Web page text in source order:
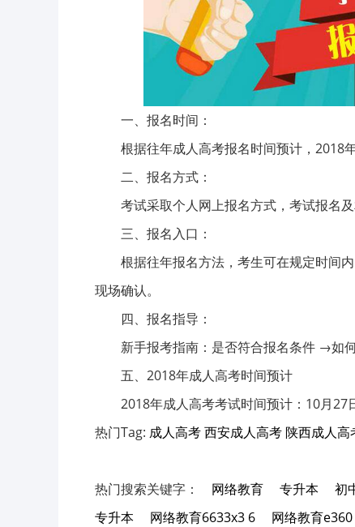
一、报名时间：
根据往年成人高考报名时间预计，2018年
二、报名方式：
考试采取个人网上报名方式，考试报名及
三、报名入口：
根据往年报名方法，考生可在规定时间内
现场确认。
四、报名指导：
新手报考指南：是否符合报名条件 →如
五、2018年成人高考时间预计
2018年成人高考考试时间预计：10月27
热门Tag: 成人高考西安成人高考 陕西成人高
热门搜索关键字： 网络教育 专升本 初
专升本
网络教育6633x3 6 网络教育e360